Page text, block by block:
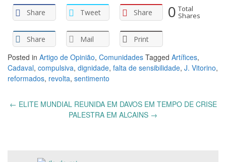
Share
Tweet Share
Share Mail Print
0 Total
Shares
Posted in Artigo de Opinião, Comunidades Tagged Artífices,
Cadaval, compulsiva, dignidade, falta de sensibilidade, J. Vitorino,
reformados, revolta, sentimento
Post
← ELITE MUNDIAL REUNIDA EM DAVOS EM TEMPO DE CRISE
PALESTRA EM ALCAINS →